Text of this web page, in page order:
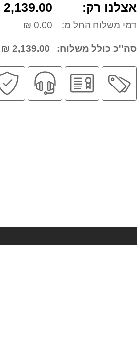
אצלנו רק: 2,139.00 ₪
דמי משלוח החל מ: 0.00 ₪
סה''כ כולל משלוח:
מבצע
יבואן
רשמי
שירות
מקצועי